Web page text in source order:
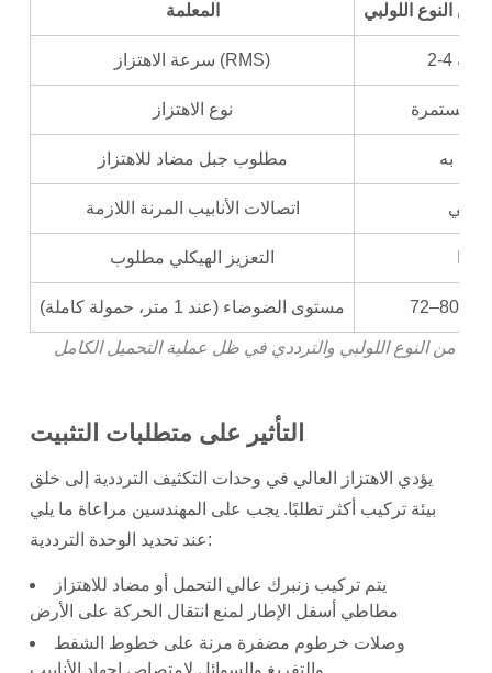
المعلمة من النوع اللولبي
سرعة الاهتزاز (RMS) ثانية
نوع الاهتزاز المستمرة
مطلوب جبل مضاد للاهتزاز به
اتصالات الأنابيب المرنة اللازمة
التعزيز الهيكلي مطلوب
مستوى الضوضاء (عند 1 متر، حمولة كاملة)
التأثير على متطلبات التثبيت
يؤدي الاهتزاز العالي في وحدات التكثيف الترددية إلى خلق
بيئة تركيب أكثر تطلبًا. يجب على المهندسين مراعاة ما يلي
عند تحديد الوحدة الترددية:
يتم تركيب زنبرك عالي التحمل أو مضاد للاهتزاز
مطاطي أسفل الإطار لمنع انتقال الحركة على الأرض
وصلات خرطوم مضفرة مرنة على خطوط الشفط
والتفريغ والسوائل لامتصاص إجهاد الأنابيب